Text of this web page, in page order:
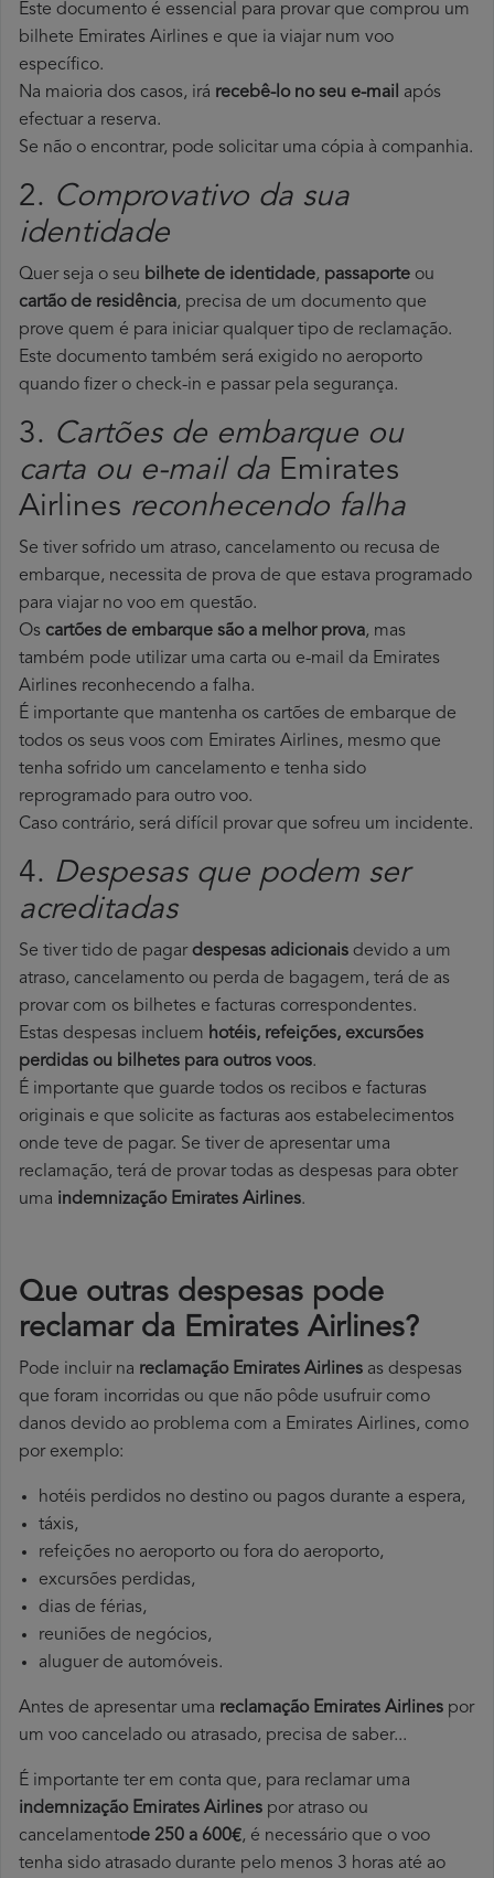
Este documento é essencial para provar que comprou um
bilhete Emirates Airlines e que ia viajar num voo
específico.
Na maioria dos casos, irá recebê-lo no seu e-mail após
efectuar a reserva.
Se não o encontrar, pode solicitar uma cópia à companhia.
2. Comprovativo da sua
identidade
Quer seja o seu bilhete de identidade, passaporte ou
cartão de residência, precisa de um documento que
prove quem é para iniciar qualquer tipo de reclamação.
Este documento também será exigido no aeroporto
quando fizer o check-in e passar pela segurança.
3. Cartões de embarque ou
carta ou e-mail da Emirates
Airlines reconhecendo falha
Se tiver sofrido um atraso, cancelamento ou recusa de
embarque, necessita de prova de que estava programado
para viajar no voo em questão.
Os cartões de embarque são a melhor prova, mas
também pode utilizar uma carta ou e-mail da Emirates
Airlines reconhecendo a falha.
É importante que mantenha os cartões de embarque de
todos os seus voos com Emirates Airlines, mesmo que
tenha sofrido um cancelamento e tenha sido
reprogramado para outro voo.
Caso contrário, será difícil provar que sofreu um incidente.
4. Despesas que podem ser
acreditadas
Se tiver tido de pagardespesas adicionais devido a um
atraso, cancelamento ou perda de bagagem, terá de as
provar com os bilhetes e facturas correspondentes.
Estas despesas incluem hotéis, refeições, excursões
perdidas ou bilhetes para outros voos.
É importante que guarde todos os recibos e facturas
originais e que solicite as facturas aos estabelecimentos
onde teve de pagar. Se tiver de apresentar uma
reclamação, terá de provar todas as despesas para obter
uma indemnização Emirates Airlines.
Que outras despesas pode
reclamar da Emirates Airlines?
Pode incluir na reclamação Emirates Airlines as despesas
que foram incorridas ou que não pôde usufruir como
danos devido ao problema com a Emirates Airlines, como
por exemplo:
hotéis perdidos no destino ou pagos durante a espera,
táxis,
refeições no aeroporto ou fora do aeroporto,
excursões perdidas,
dias de férias,
reuniões de negócios,
aluguer de automóveis.
Antes de apresentar uma reclamação Emirates Airlines por
um voo cancelado ou atrasado, precisa de saber...
É importante ter em conta que, para reclamar uma
indemnização Emirates Airlines por atraso ou
cancelamentode 250 a 600€, é necessário que o voo
tenha sido atrasado durante pelo menos 3 horas até ao